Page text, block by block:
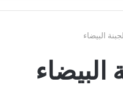
البيضاء
البيضاء